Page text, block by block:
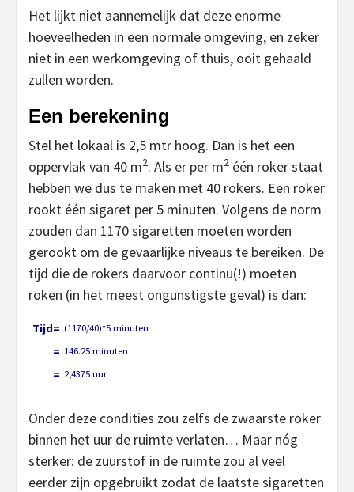
Het lijkt niet aannemelijk dat deze enorme
hoeveelheden in een normale omgeving, en zeker
niet in een werkomgeving of thuis, ooit gehaald
zullen worden.
Een berekening
Stel het lokaal is 2,5 mtr hoog. Dan is het een
oppervlak van 40 m2. Als er per m2 één roker staat
hebben we dus te maken met 40 rokers. Een roker
rookt één sigaret per 5 minuten. Volgens de norm
zouden dan 1170 sigaretten moeten worden
gerookt om de gevaarlijke niveaus te bereiken. De
tijd die de rokers daarvoor continu(!) moeten
roken (in het meest ongunstigste geval) is dan:
Tijd= (1170/40)*5 minuten
= 146.25 minuten
= 2,4375 uur
Onder deze condities zou zelfs de zwaarste roker
binnen het uur de ruimte verlaten… Maar nóg
sterker: de zuurstof in de ruimte zou al veel
eerder zijn opgebruikt zodat de laatste sigaretten